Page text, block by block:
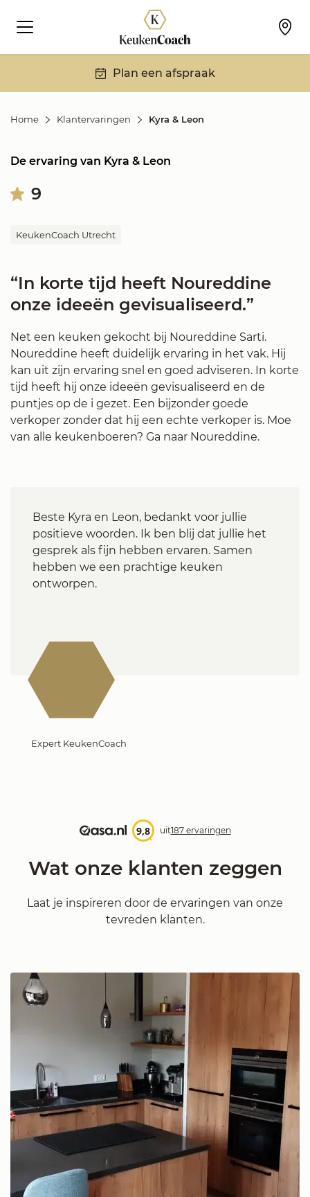
Plan een afspraak
Home Klantervaringen Kyra & Leon
De ervaring van Kyra & Leon
9
KeukenCoach Utrecht
“In korte tijd heeft Noureddine
onze ideeën gevisualiseerd.”
Net een keuken gekocht bij Noureddine Sarti.
Noureddine heeft duidelijk ervaring in het vak. Hij
kan uit zijn ervaring snel en goed adviseren. In korte
tijd heeft hij onze ideeën gevisualiseerd en de
puntjes op de i gezet. Een bijzonder goede
verkoper zonder dat hij een echte verkoper is. Moe
van alle keukenboeren? Ga naar Noureddine.
Expert KeukenCoach
Beste Kyra en Leon, bedankt voor jullie
positieve woorden. Ik ben blij dat jullie het
gesprek als fijn hebben ervaren. Samen
hebben we een prachtige keuken
ontworpen.
9,8 uit187 ervaringen
Wat onze klanten zeggen
Laat je inspireren door de ervaringen van onze
tevreden klanten.